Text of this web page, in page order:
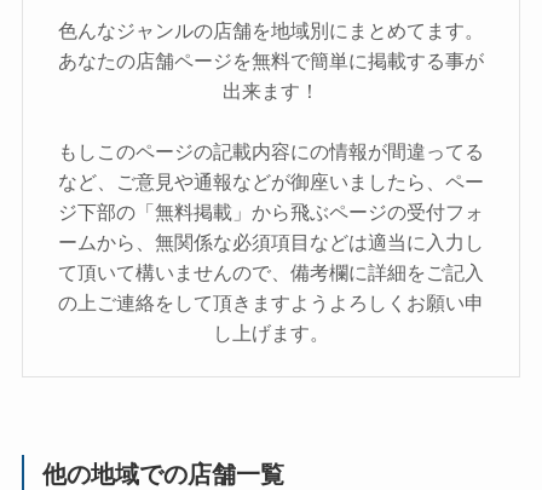
色んなジャンルの店舗を地域別にまとめてます。
あなたの店舗ページを無料で簡単に掲載する事が
出来ます！
もしこのページの記載内容にの情報が間違ってる
など、ご意見や通報などが御座いましたら、ペー
ジ下部の「無料掲載」から飛ぶページの受付フォ
ームから、無関係な必須項目などは適当に入力し
て頂いて構いませんので、備考欄に詳細をご記入
の上ご連絡をして頂きますようよろしくお願い申
し上げます。
他の地域での店舗一覧